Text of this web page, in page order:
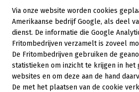
Via onze website worden cookies
Amerikaanse bedrijf Google, als deel
dienst. De informatie die Google
Fritombedrijven verzamelt is zoveel
De Fritombedrijven gebruiken de
statistieken om inzicht te krijgen in het
websites en om deze aan de hand
De met het plaatsen van de cookie